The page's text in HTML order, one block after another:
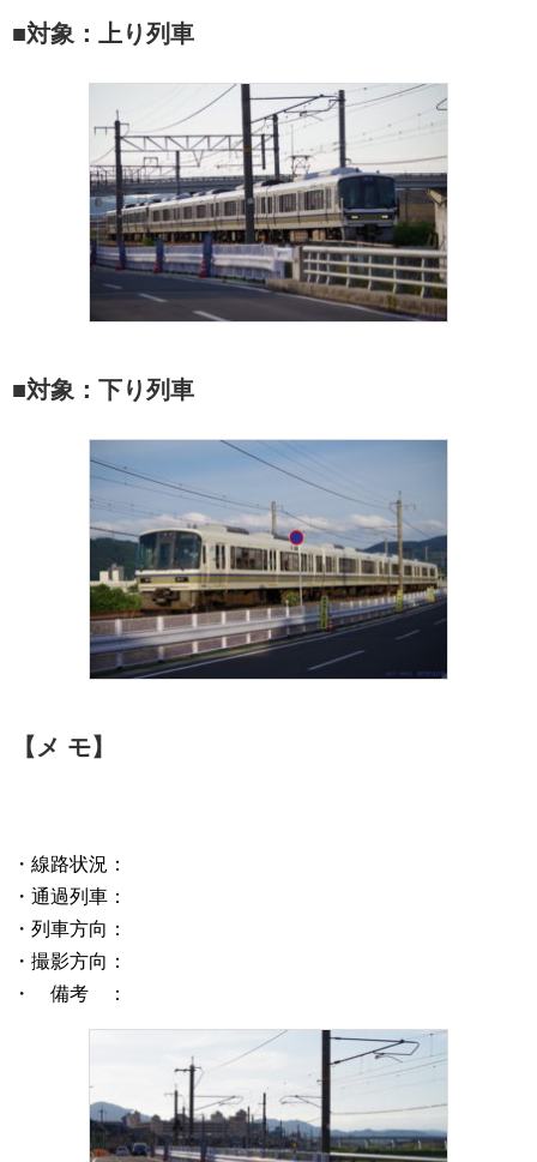
■対象：上り列車
■対象：下り列車
【メ モ】
・線路状況：
・通過列車：
・列車方向：
・撮影方向：
・ 備考 ：